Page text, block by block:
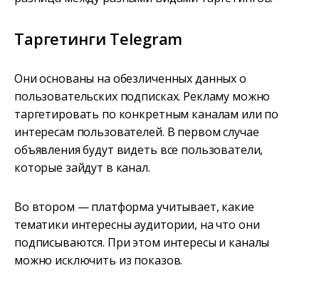
Таргетинги Telegram
Они основаны на обезличенных данных о
пользовательских подписках. Рекламу можно
таргетировать по конкретным каналам или по
интересам пользователей. В первом случае
объявления будут видеть все пользователи,
которые зайдут в канал.
Во втором — платформа учитывает, какие
тематики интересны аудитории, на что они
подписываются. При этом интересы и каналы
можно исключить из показов.